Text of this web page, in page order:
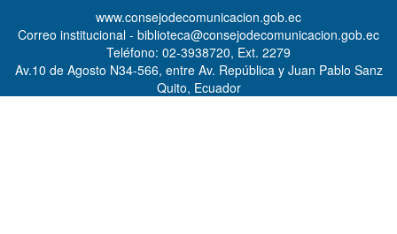
www.consejodecomunicacion.gob.ec
Correo institucional - biblioteca@consejodecomunicacion.gob.ec
Teléfono: 02-3938720, Ext. 2279
Av.10 de Agosto N34-566, entre Av. República y Juan Pablo Sanz
Quito, Ecuador